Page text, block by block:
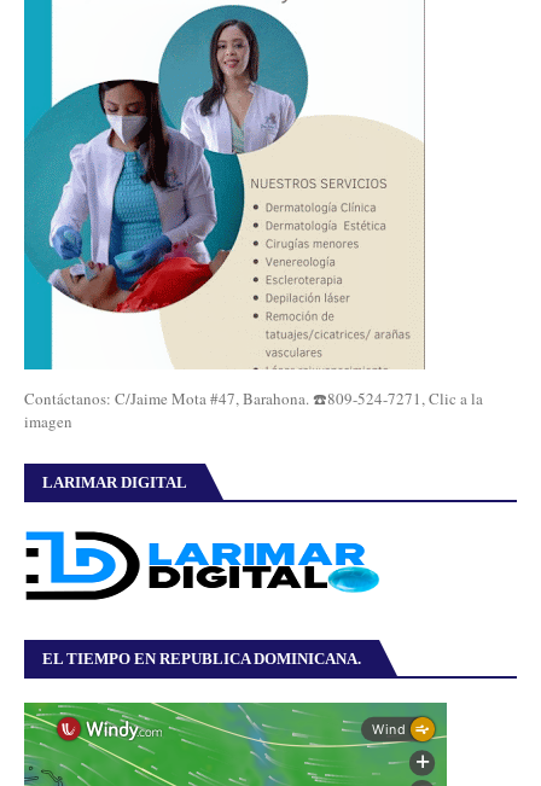
Contáctanos: C/Jaime Mota #47, Barahona. ☎️809-524-7271, Clic a la
imagen
LARIMAR DIGITAL
EL TIEMPO EN REPUBLICA DOMINICANA.